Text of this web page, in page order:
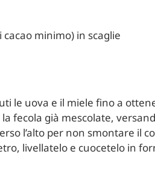
minimo) in scaglie
le uova e il miele fino a
fecola già mescolate,
l’alto per non smontare il
livellatelo e cuocetelo in